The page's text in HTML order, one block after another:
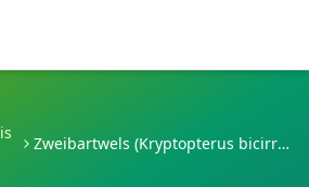
Zweibartwels (Kryptopterus bicirrhis)